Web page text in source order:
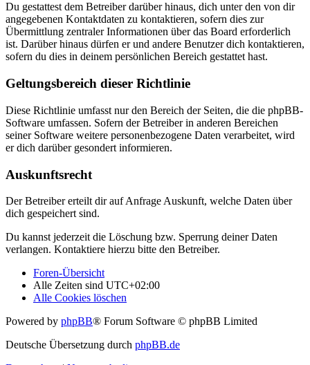
Du gestattest dem Betreiber darüber hinaus, dich unter den von dir
angegebenen Kontaktdaten zu kontaktieren, sofern dies zur
Übermittlung zentraler Informationen über das Board erforderlich
ist. Darüber hinaus dürfen er und andere Benutzer dich kontaktieren,
sofern du dies in deinem persönlichen Bereich gestattet hast.
Geltungsbereich dieser Richtlinie
Diese Richtlinie umfasst nur den Bereich der Seiten, die die phpBB-
Software umfassen. Sofern der Betreiber in anderen Bereichen
seiner Software weitere personenbezogene Daten verarbeitet, wird
er dich darüber gesondert informieren.
Auskunftsrecht
Der Betreiber erteilt dir auf Anfrage Auskunft, welche Daten über
dich gespeichert sind.
Du kannst jederzeit die Löschung bzw. Sperrung deiner Daten
verlangen. Kontaktiere hierzu bitte den Betreiber.
Foren-Übersicht
Alle Zeiten sind UTC+02:00
Alle Cookies löschen
Powered by phpBB® Forum Software © phpBB Limited
Deutsche Übersetzung durch phpBB.de